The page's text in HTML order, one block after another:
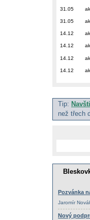
31.05
31.05
14.12
14.12
14.12
14.12
Tip:
než třech